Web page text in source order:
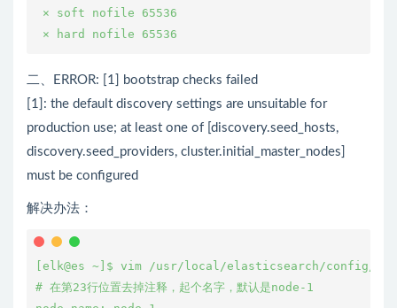
× soft nofile 65536
× hard nofile 65536
二、ERROR: [1] bootstrap checks failed
[1]: the default discovery settings are unsuitable for
production use; at least one of [discovery.seed_hosts,
discovery.seed_providers, cluster.initial_master_nodes]
must be configured
解决办法：
[elk@es ~]$ vim /usr/local/elasticsearch/config/
# 在第23行位置去掉注释，起个名字，默认是node-1